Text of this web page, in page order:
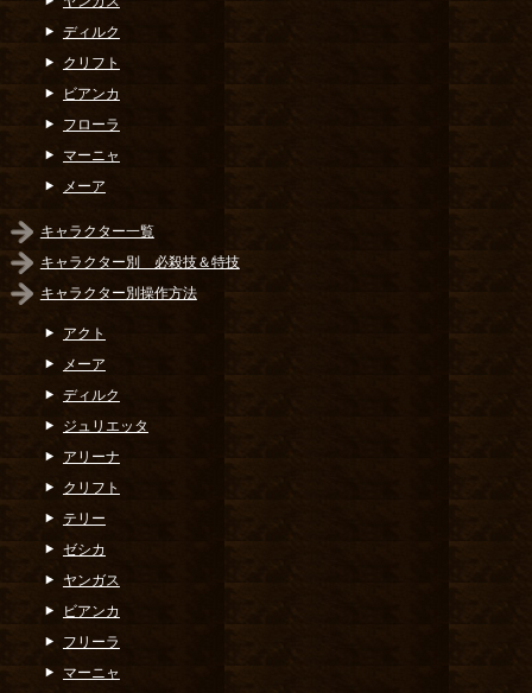
ディルク
クリフト
ビアンカ
フローラ
マーニャ
メーア
キャラクター一覧
キャラクター別 必殺技＆特技
キャラクター別操作方法
アクト
メーア
ディルク
ジュリエッタ
アリーナ
クリフト
テリー
ゼシカ
ヤンガス
ビアンカ
フリーラ
マーニャ